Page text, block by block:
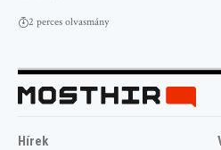
2 perces olvasmány
Hírek